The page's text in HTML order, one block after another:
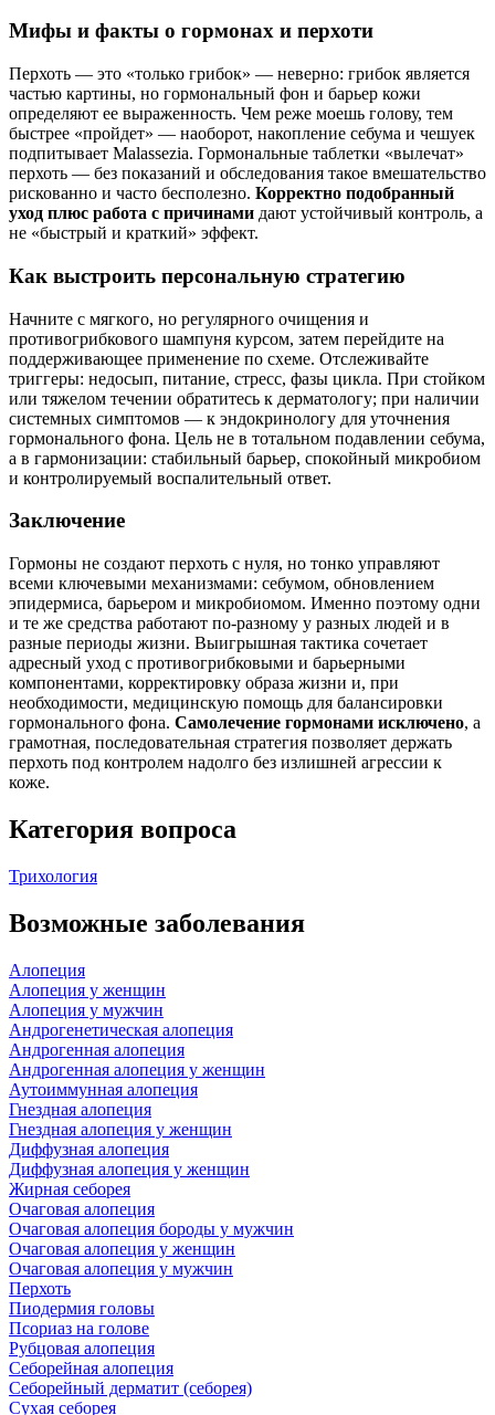
Мифы и факты о гормонах и перхоти
Перхоть — это «только грибок» — неверно: грибок является
частью картины, но гормональный фон и барьер кожи
определяют ее выраженность. Чем реже моешь голову, тем
быстрее «пройдет» — наоборот, накопление себума и чешуек
подпитывает Malassezia. Гормональные таблетки «вылечат»
перхоть — без показаний и обследования такое вмешательство
рискованно и часто бесполезно. Корректно подобранный
уход плюс работа с причинами дают устойчивый контроль, а
не «быстрый и краткий» эффект.
Как выстроить персональную стратегию
Начните с мягкого, но регулярного очищения и
противогрибкового шампуня курсом, затем перейдите на
поддерживающее применение по схеме. Отслеживайте
триггеры: недосып, питание, стресс, фазы цикла. При стойком
или тяжелом течении обратитесь к дерматологу; при наличии
системных симптомов — к эндокринологу для уточнения
гормонального фона. Цель не в тотальном подавлении себума,
а в гармонизации: стабильный барьер, спокойный микробиом
и контролируемый воспалительный ответ.
Заключение
Гормоны не создают перхоть с нуля, но тонко управляют
всеми ключевыми механизмами: себумом, обновлением
эпидермиса, барьером и микробиомом. Именно поэтому одни
и те же средства работают по‑разному у разных людей и в
разные периоды жизни. Выигрышная тактика сочетает
адресный уход с противогрибковыми и барьерными
компонентами, корректировку образа жизни и, при
необходимости, медицинскую помощь для балансировки
гормонального фона. Самолечение гормонами исключено, а
грамотная, последовательная стратегия позволяет держать
перхоть под контролем надолго без излишней агрессии к
коже.
Категория вопроса
Трихология
Возможные заболевания
Алопеция
Алопеция у женщин
Алопеция у мужчин
Андрогенетическая алопеция
Андрогенная алопеция
Андрогенная алопеция у женщин
Аутоиммунная алопеция
Гнездная алопеция
Гнездная алопеция у женщин
Диффузная алопеция
Диффузная алопеция у женщин
Жирная себорея
Очаговая алопеция
Очаговая алопеция бороды у мужчин
Очаговая алопеция у женщин
Очаговая алопеция у мужчин
Перхоть
Пиодермия головы
Псориаз на голове
Рубцовая алопеция
Себорейная алопеция
Себорейный дерматит (себорея)
Сухая себорея